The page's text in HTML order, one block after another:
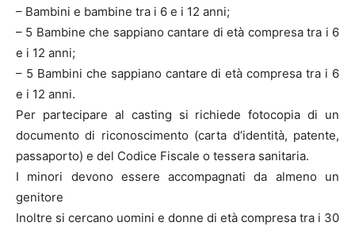
– Bambini e bambine tra i 6 e i 12 anni;
– 5 Bambine che sappiano cantare di età compresa tra i 6
e i 12 anni;
– 5 Bambini che sappiano cantare di età compresa tra i 6
e i 12 anni.
Per partecipare al casting si richiede fotocopia di un
documento di riconoscimento (carta d’identità, patente,
passaporto) e del Codice Fiscale o tessera sanitaria.
I minori devono essere accompagnati da almeno un
genitore
Inoltre si cercano uomini e donne di età compresa tra i 30